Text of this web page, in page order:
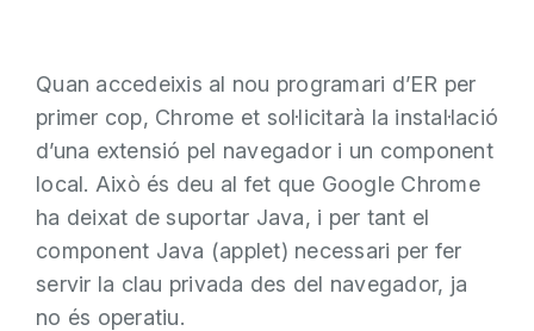
Quan accedeixis al nou programari d’ER per
primer cop, Chrome et sol·licitarà la instal·lació
d’una extensió pel navegador i un component
local. Això és deu al fet que Google Chrome
ha deixat de suportar Java, i per tant el
component Java (applet) necessari per fer
servir la clau privada des del navegador, ja
no és operatiu.